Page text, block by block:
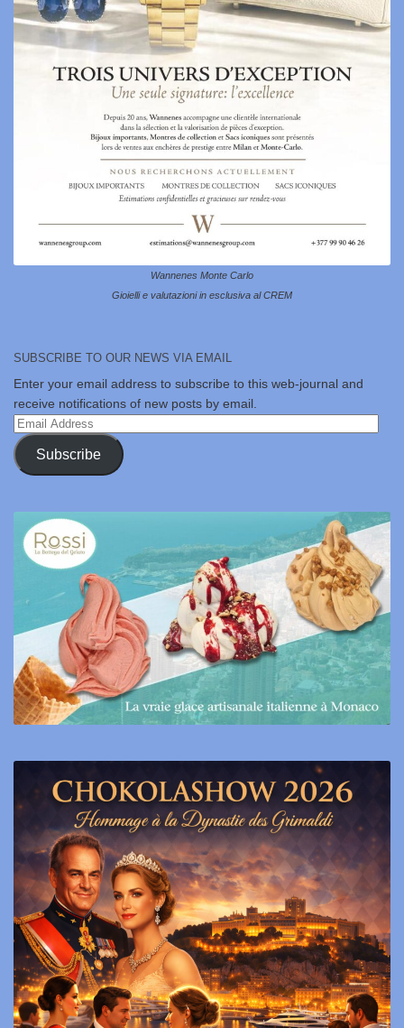
Wannenes Monte Carlo
Gioielli e valutazioni in esclusiva al CREM
SUBSCRIBE TO OUR NEWS VIA EMAIL
Enter your email address to subscribe to this web-journal and
receive notifications of new posts by email.
Email
Address
Subscribe